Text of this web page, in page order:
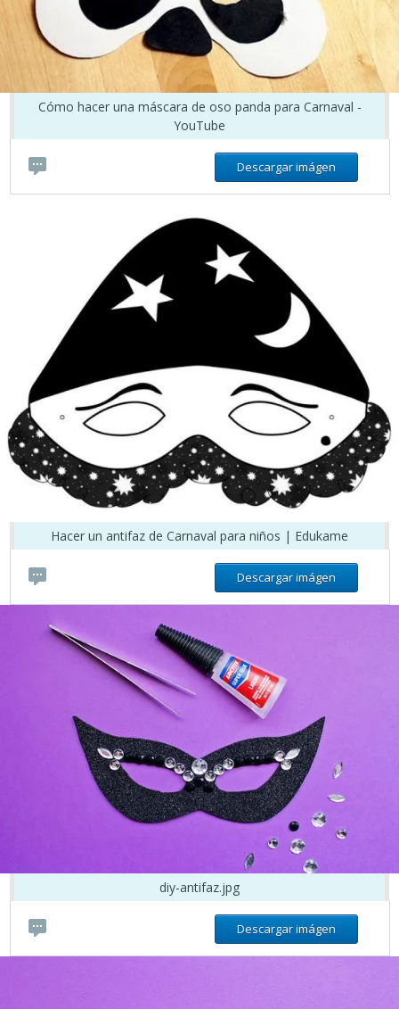
Cómo hacer una máscara de oso panda para Carnaval -
YouTube
Descargar imágen
Hacer un antifaz de Carnaval para niños | Edukame
Descargar imágen
diy-antifaz.jpg
Descargar imágen